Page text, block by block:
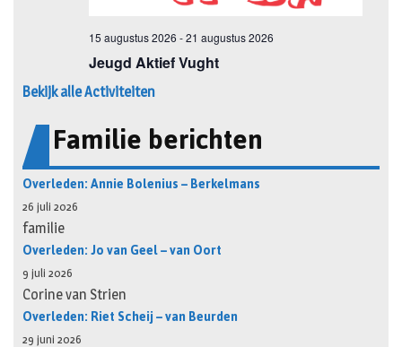
Bekijk alle Activiteiten
Familie berichten
Overleden: Annie Bolenius – Berkelmans
26 juli 2026
familie
Overleden: Jo van Geel – van Oort
9 juli 2026
Corine van Strien
Overleden: Riet Scheij – van Beurden
29 juni 2026